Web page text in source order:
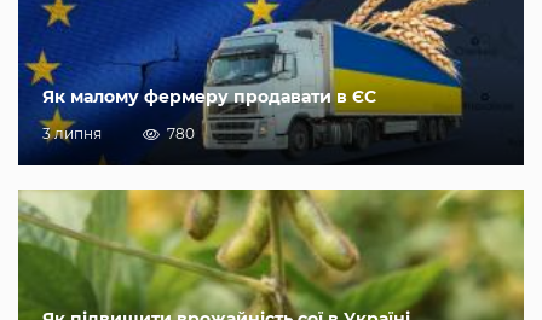
Як малому фермеру продавати в ЄС
3 липня 780